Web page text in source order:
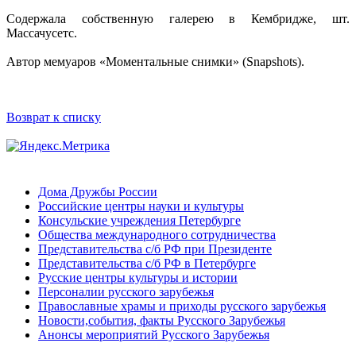
Содержала собственную галерею в Кембридже, шт.
Массачусетс.
Автор мемуаров «Моментальные снимки» (Snapshots).
Возврат к списку
Дома Дружбы России
Российские центры науки и культуры
Консульские учреждения Петербурге
Общества международного сотрудничества
Представительства с/б РФ при Президенте
Представительства с/б РФ в Петербурге
Русские центры культуры и истории
Персоналии русского зарубежья
Православные храмы и приходы русского зарубежья
Новости,события, факты Русского Зарубежья
Анонсы мероприятий Русского Зарубежья